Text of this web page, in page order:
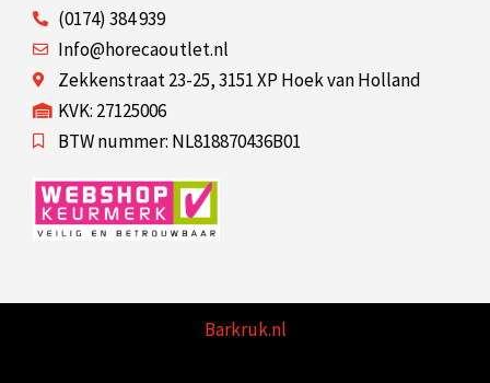
(0174) 384 939
Info@horecaoutlet.nl
Zekkenstraat 23-25, 3151 XP Hoek van Holland
KVK: 27125006
BTW nummer: NL818870436B01
Barkruk.nl